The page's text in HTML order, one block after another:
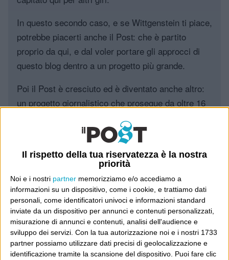
Il rispetto della tua riservatezza è la nostra
priorità
Noi e i nostri partner memorizziamo e/o accediamo a
informazioni su un dispositivo, come i cookie, e trattiamo dati
personali, come identificatori univoci e informazioni standard
inviate da un dispositivo per annunci e contenuti personalizzati,
misurazione di annunci e contenuti, analisi dell'audience e
sviluppo dei servizi. Con la tua autorizzazione noi e i nostri 1733
partner possiamo utilizzare dati precisi di geolocalizzazione e
identificazione tramite la scansione del dispositivo. Puoi fare clic
In questo secondo caso, e se Wittgenstein ti piace,
potrebbe piacerti anche il Post: che è partito
proprio da qui, e dal voler portare gli approcci di
questo blog dentro a un progetto più grande.
Poi il Post è cresciuto ed è diventato anche altro:
un progetto giornalistico che prosegue da oltre 16
Leggi il Post, magari ti piace
Luca Sofri Wittgenstein